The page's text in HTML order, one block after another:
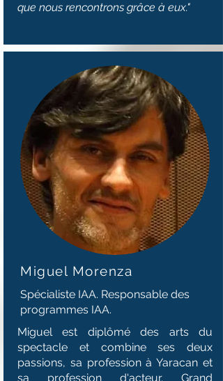
que nous rencontrons grâce à eux."
Miguel Morenza
Spécialiste IAA. Responsable des
programmes IAA.
Miguel est diplômé des arts du
spectacle et combine ses deux
passions, sa profession à Yaracan et
sa profession d'acteur. Grand